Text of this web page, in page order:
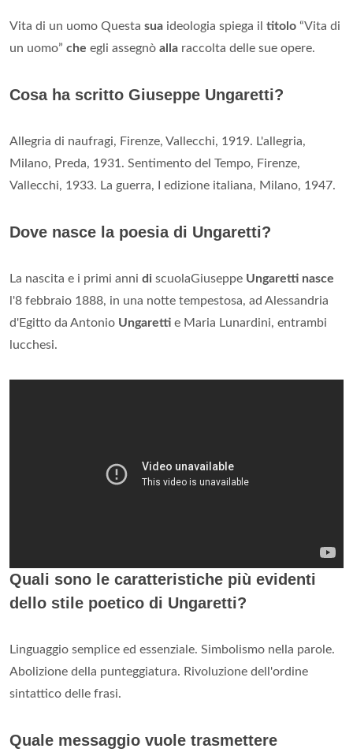
Vita di un uomo Questa sua ideologia spiega il titolo “Vita di
un uomo” che egli assegnò alla raccolta delle sue opere.
Cosa ha scritto Giuseppe Ungaretti?
Allegria di naufragi, Firenze, Vallecchi, 1919. L'allegria,
Milano, Preda, 1931. Sentimento del Tempo, Firenze,
Vallecchi, 1933. La guerra, I edizione italiana, Milano, 1947.
Dove nasce la poesia di Ungaretti?
La nascita e i primi anni di scuolaGiuseppe Ungaretti nasce
l'8 febbraio 1888, in una notte tempestosa, ad Alessandria
d'Egitto da Antonio Ungaretti e Maria Lunardini, entrambi
lucchesi.
Quali sono le caratteristiche più evidenti
dello stile poetico di Ungaretti?
Linguaggio semplice ed essenziale. Simbolismo nella parole.
Abolizione della punteggiatura. Rivoluzione dell'ordine
sintattico delle frasi.
Quale messaggio vuole trasmettere